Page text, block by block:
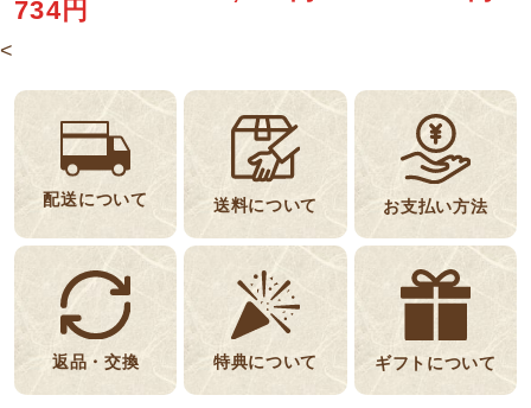
734円
<
配送について 送料について お支払い方法
返品・交換 特典について ギフトについて